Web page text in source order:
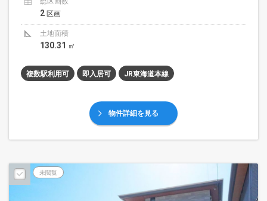
2 区画
土地面積
130.31 ㎡
複数駅利用可 即入居可 JR東海道本線
物件詳細を見る
未閲覧